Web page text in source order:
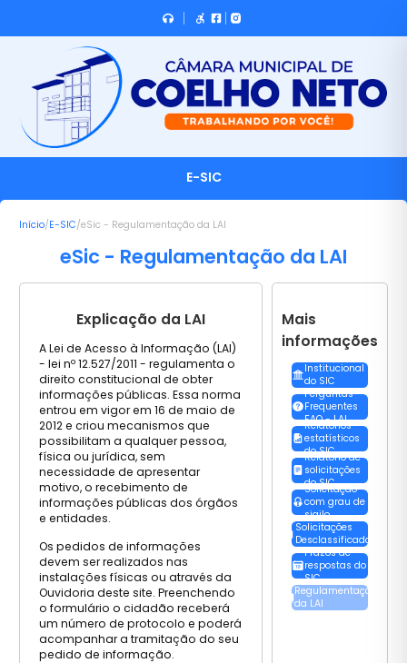
E-SIC
Início/E-SIC/eSic - Regulamentação da LAI
eSic - Regulamentação da LAI
Explicação da LAI
A Lei de Acesso à Informação (LAI)
- lei nº 12.527/2011 - regulamenta o
direito constitucional de obter
informações públicas. Essa norma
entrou em vigor em 16 de maio de
2012 e criou mecanismos que
possibilitam a qualquer pessoa,
física ou jurídica, sem
necessidade de apresentar
motivo, o recebimento de
informações públicas dos órgãos
e entidades.
Os pedidos de informações
devem ser realizados nas
instalações físicas ou através da
Ouvidoria deste site. Preenchendo
o formulário o cidadão receberá
um número de protocolo e poderá
acompanhar a tramitação do seu
pedido de informação.
Mais
informações
Institucional
do SIC
Perguntas
Frequentes
FAQ - LAI
Relatórios
estatísticos
do SIC
Relatório de
solicitações
do SIC
Solicitação
com grau de
sigilo
Solicitações
Desclassificadas
Prazos de
respostas do
SIC
Regulamentação
da LAI